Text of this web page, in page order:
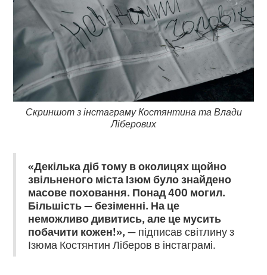
Скриншот з інстаграму Костянтина та Влади
Ліберових
«Декілька діб тому в околицях щойно
звільненого міста Ізюм було знайдено
масове поховання. Понад 400 могил.
Більшість — безіменні. На це
неможливо дивитись, але це мусить
побачити кожен!»,— підписав світлину з
Ізюма Костянтин Ліберов в інстаграмі.